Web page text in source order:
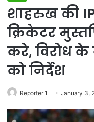
शाहरुख की
क्रिकेटर
करे, विरोध के
को निर्देश
Reporter 1 January 3,